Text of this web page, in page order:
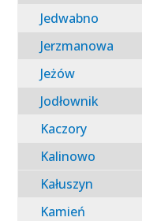
Jedwabno
Jerzmanowa
Jeżów
Jodłownik
Kaczory
Kalinowo
Kałuszyn
Kamień